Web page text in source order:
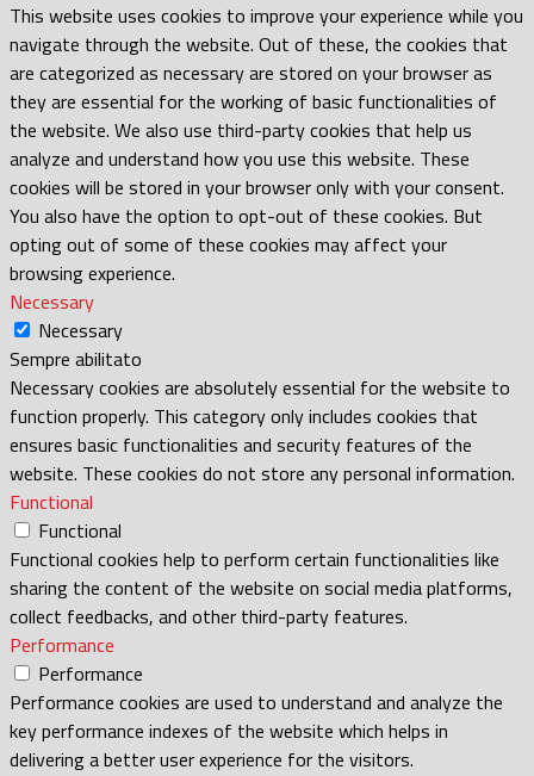
This website uses cookies to improve your experience while you
navigate through the website. Out of these, the cookies that
are categorized as necessary are stored on your browser as
they are essential for the working of basic functionalities of
the website. We also use third-party cookies that help us
analyze and understand how you use this website. These
cookies will be stored in your browser only with your consent.
You also have the option to opt-out of these cookies. But
opting out of some of these cookies may affect your
browsing experience.
Necessary
Necessary
Sempre abilitato
Necessary cookies are absolutely essential for the website to
function properly. This category only includes cookies that
ensures basic functionalities and security features of the
website. These cookies do not store any personal information.
Functional
Functional
Functional cookies help to perform certain functionalities like
sharing the content of the website on social media platforms,
collect feedbacks, and other third-party features.
Performance
Performance
Performance cookies are used to understand and analyze the
key performance indexes of the website which helps in
delivering a better user experience for the visitors.